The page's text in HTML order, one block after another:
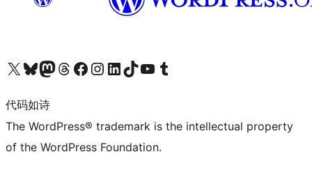
关注我们的 X（原 Twitter）账号访问我们的 Bluesky 账号关注我们的 Mastodon 账号访问我们的 Threads 账号 访问我们的 Facebook 公共主页关注我们的 Instagram 账号 关注我们的 LinkedIn 主页访问我们的 TikTok 账号访问我们的 YouTube 频道 访问我们的 Tumblr 账号
代码如诗
The WordPress® trademark is the intellectual property
of the WordPress Foundation.